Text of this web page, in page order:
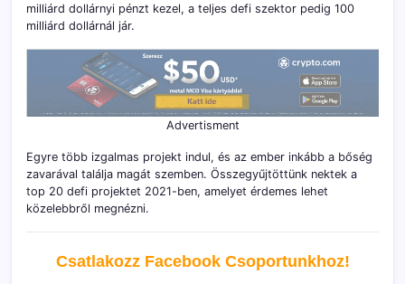
milliárd dollárnyi pénzt kezel, a teljes defi szektor pedig 100
milliárd dollárnál jár.
Advertisment
Egyre több izgalmas projekt indul, és az ember inkább a bőség
zavarával találja magát szemben. Összegyűjtöttünk nektek a
top 20 defi projektet 2021-ben, amelyet érdemes lehet
közelebbről megnézni.
Csatlakozz Facebook Csoportunkhoz!